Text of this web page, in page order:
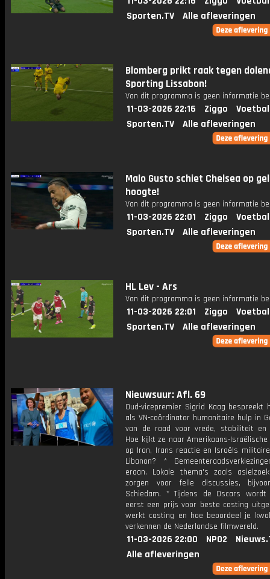
Sporten.TV
Alle afleveringen
Blomberg prikt raak tegen
Sporting Lissabon!
Van dit programma is geen informatie
11-03-2026 22:16 Ziggo
Sporten.TV
Alle afleveringen
Malo Gusto schiet Chelsea op
hoogte!
Van dit programma is geen informatie
11-03-2026 22:01 Ziggo
Sporten.TV
Alle afleveringen
HL Lev - Ars
Van dit programma is geen informatie
11-03-2026 22:01 Ziggo
Sporten.TV
Alle afleveringen
Nieuwsuur: Afl. 69
Oud-vicepremier Sigrid Kaag bespreekt
als VN-coördinator humanitaire hulp in
van de raad voor vrede, stabiliteit en
Hoe kijkt ze naar Amerikaans-Israëlische
op Iran, Irans reactie en Israëls
Libanon? *
eraan. Lokale thema's zoals
zorgen voor felle discussies,
Schiedam. * Tijdens de Oscars
eerst een prijs voor beste casting
werkt casting en hoe beoordeel je
verkennen de Nederlandse filmwereld.
11-03-2026 22:00 NPO2
Alle afleveringen